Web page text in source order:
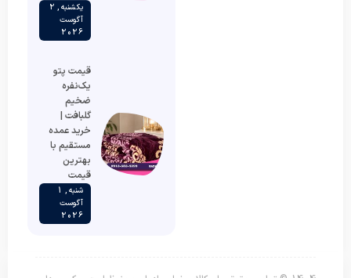
یکشنبه , 2
آگوست
2026
قیمت پتو
یک‌نفره
ضخیم
گلبافت |
خرید عمده
مستقیم با
بهترین
قیمت
شنبه , 1
آگوست
2026